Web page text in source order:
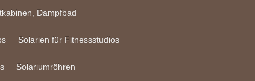
Dampfbad
Solarien für Fitnessstudios
Solariumröhren